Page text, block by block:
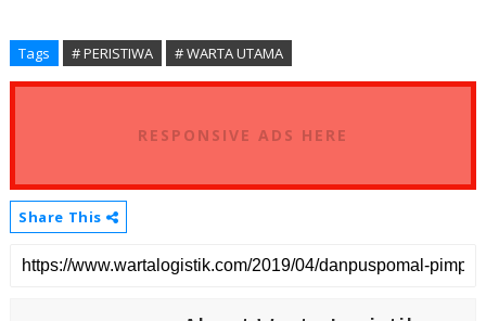
Tags # PERISTIWA # WARTA UTAMA
RESPONSIVE ADS HERE
Share This